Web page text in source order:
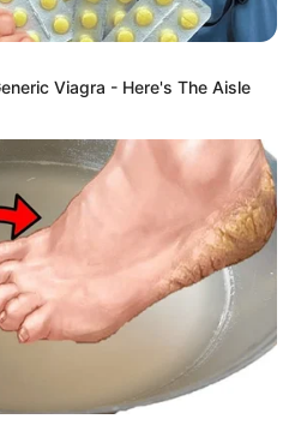
schon seit Jahrtausenden
anwenden, hatte
Welt gelehrt. Die
ja endlich auch mal
weitere Kalauer
Viagra - Here's The Aisle